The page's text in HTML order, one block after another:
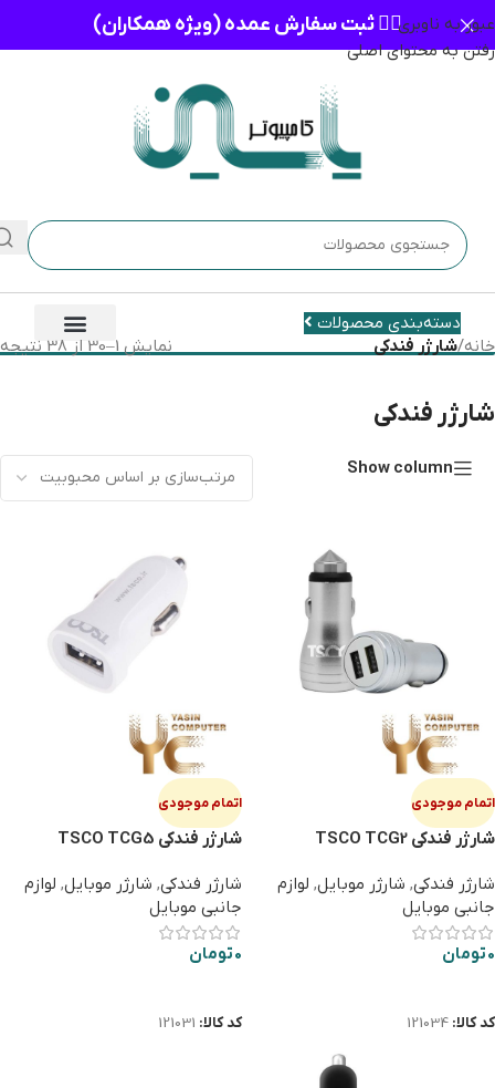
عبور به ناوبری
رفتن به محتوای اصلی
👈🏻 ثبت سفارش عمده (ویژه همکاران)
دسته‌بندی محصولات
خانه/شارژر فندکی نمایش 1–30 از 38 نتیجه
شارژر فندکی
Show column
اتمام موجودی
شارژر فندکی TSCO TCG2
شارژر فندکی, شارژر موبایل, لوازم
جانبی موبایل
0تومان
کد کالا: 121034
اتمام موجودی
شارژر فندکی TSCO TCG5
شارژر فندکی, شارژر موبایل, لوازم
جانبی موبایل
0تومان
کد کالا: 121031